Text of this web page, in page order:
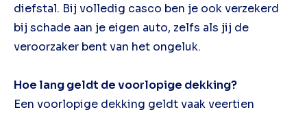
diefstal. Bij volledig casco ben je ook verzekerd
bij schade aan je eigen auto, zelfs als jij de
veroorzaker bent van het ongeluk.
Hoe lang geldt de voorlopige dekking?
Een voorlopige dekking geldt vaak veertien